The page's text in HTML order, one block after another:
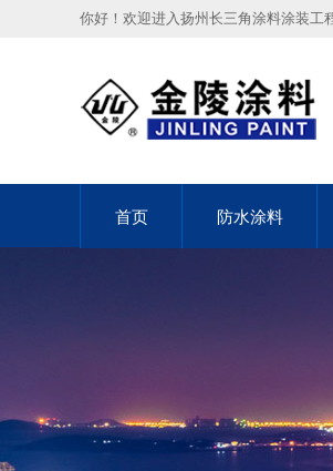
你好！欢迎进入扬州长三角涂料涂装工
首页
首页 防水涂料
防水涂料